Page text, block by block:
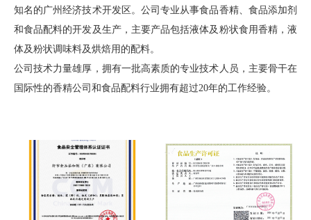
知名的广州经济技术开发区。公司专业从事食品香精、食品添加剂
和食品配料的开发及生产，主要产品包括液体及粉状食用香精，液
体及粉状调味料及烘焙用的配料。
公司技术力量雄厚，拥有一批高素质的专业技术人员，主要骨干在
国际性的香精公司和食品配料行业拥有超过20年的工作经验。